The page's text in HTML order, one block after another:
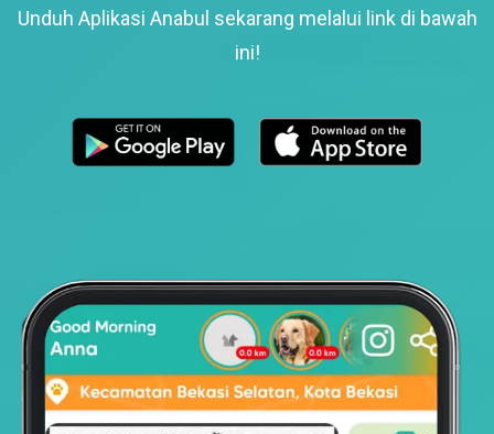
Unduh Aplikasi Anabul sekarang melalui link di bawah
ini!